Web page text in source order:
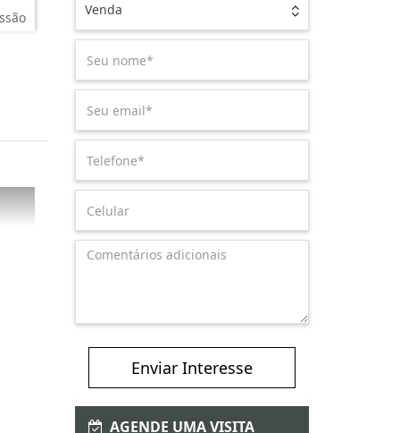
Venda
Enviar Interesse
AGENDE UMA VISITA